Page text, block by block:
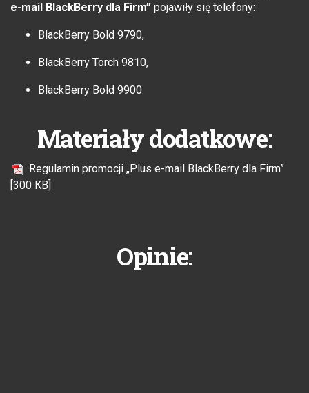
e-mail BlackBerry dla Firm” pojawiły się telefony:
BlackBerry Bold 9790,
BlackBerry Torch 9810,
BlackBerry Bold 9900.
Materiały dodatkowe:
Regulamin promocji „Plus e-mail BlackBerry dla Firm”
[300 KB]
Opinie: